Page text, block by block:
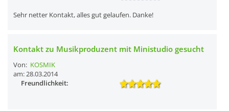
Sehr netter Kontakt, alles gut gelaufen. Danke!
Kontakt zu Musikproduzent mit Ministudio gesucht
Von: KOSMIK
am: 28.03.2014
Freundlichkeit: